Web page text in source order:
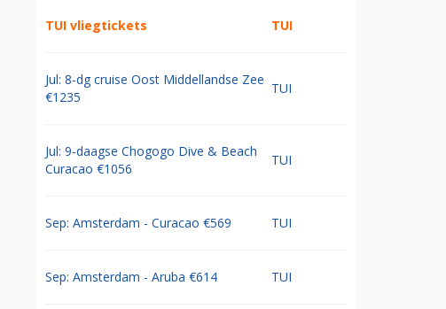
TUI vliegtickets TUI
Jul: 8-dg cruise Oost Middellandse Zee
€1235
TUI
Jul: 9-daagse Chogogo Dive & Beach
Curacao €1056
TUI
Sep: Amsterdam - Curacao €569 TUI
Sep: Amsterdam - Aruba €614 TUI